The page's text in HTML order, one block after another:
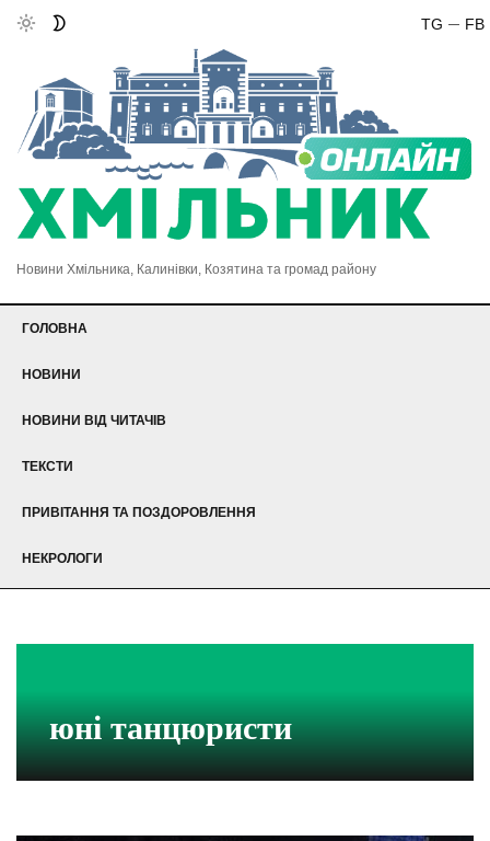
FB
TG
Новини Хмільника, Калинівки, Козятина та громад району
ГОЛОВНА
НОВИНИ
НОВИНИ ВІД ЧИТАЧІВ
ТЕКСТИ
ПРИВІТАННЯ ТА ПОЗДОРОВЛЕННЯ
НЕКРОЛОГИ
юні танцюристи